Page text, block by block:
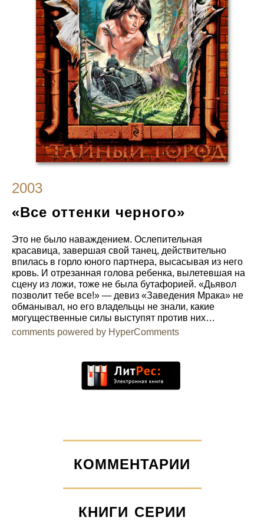
2003
«Все оттенки черного»
Это не было наваждением. Ослепительная
красавица, завершая свой танец, действительно
впилась в горло юного партнера, высасывая из него
кровь. И отрезанная голова ребенка, вылетевшая на
сцену из ложи, тоже не была бутафорией. «Дьявол
позволит тебе все!» — девиз «Заведения Мрака» не
обманывал, но его владельцы не знали, какие
могущественные силы выступят против них…
comments powered by HyperComments
КОММЕНТАРИИ
КНИГИ СЕРИИ